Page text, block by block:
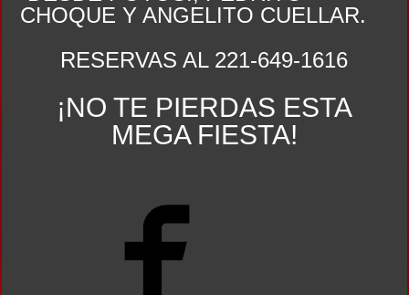
CHOQUE Y ANGELITO CUELLAR.
RESERVAS AL 221-649-1616
¡NO TE PIERDAS ESTA
MEGA FIESTA!